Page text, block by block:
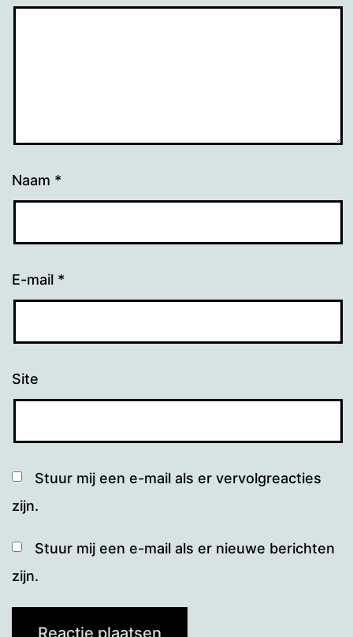
Naam *
E-mail *
Site
Stuur mij een e-mail als er vervolgreacties
zijn.
Stuur mij een e-mail als er nieuwe berichten
zijn.